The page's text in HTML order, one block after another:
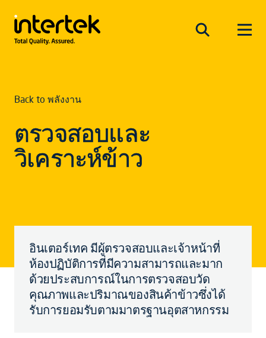
Back to พลังงาน
ตรวจสอบและ
วิเคราะห์ข้าว
อินเตอร์เทค มีผู้ตรวจสอบและเจ้าหน้าที่
ห้องปฏิบัติการที่มีความสามารถและมาก
ด้วยประสบการณ์ในการตรวจสอบวัด
คุณภาพและปริมาณของสินค้าข้าวซึ่งได้
รับการยอมรับตามมาตรฐานอุตสาหกรรม